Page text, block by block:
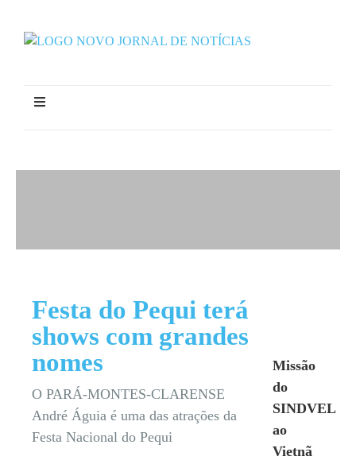
Festa do Pequi terá
shows com grandes
nomes
O PARÁ-MONTES-CLARENSE
André Águia é uma das atrações da
Festa Nacional do Pequi
Missão
do
SINDVEL
ao
Vietnã